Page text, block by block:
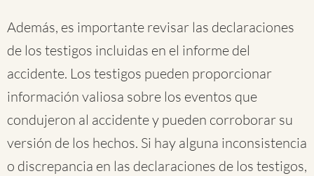
Además, es importante revisar las declaraciones
de los testigos incluidas en el informe del
accidente. Los testigos pueden proporcionar
información valiosa sobre los eventos que
condujeron al accidente y pueden corroborar su
versión de los hechos. Si hay alguna inconsistencia
o discrepancia en las declaraciones de los testigos,